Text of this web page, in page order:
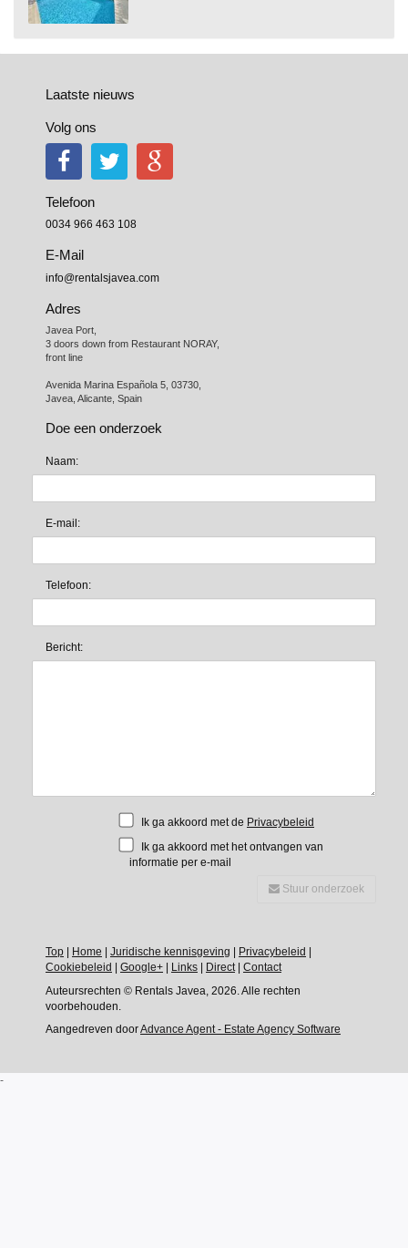
Laatste nieuws
Volg ons
Telefoon
0034 966 463 108
E-Mail
info@rentalsjavea.com
Adres
Javea Port,
3 doors down from Restaurant NORAY,
front line
Avenida Marina Española 5, 03730,
Javea, Alicante, Spain
Doe een onderzoek
Naam:
E-mail:
Telefoon:
Bericht:
Ik ga akkoord met de Privacybeleid
Ik ga akkoord met het ontvangen van
informatie per e-mail
Stuur onderzoek
Top Home Juridische kennisgeving Privacybeleid
Cookiebeleid
Google+ Links Direct| Contact
Auteursrechten © Rentals Javea, 2026. Alle rechten
voorbehouden.
Aangedreven doorAdvance Agent - Estate Agency Software
-